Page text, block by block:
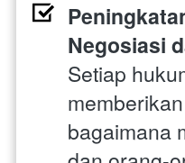
Negosiasi
Setiap
bagaimana